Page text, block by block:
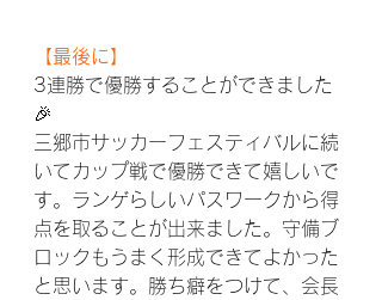
【最後に】
3連勝で優勝することができました
🎉
三郷市サッカーフェスティバルに続
いてカップ戦で優勝できて嬉しいで
す。ランゲらしいパスワークから得
点を取ることが出来ました。守備ブ
ロックもうまく形成できてよかった
と思います。勝ち癖をつけて、会長